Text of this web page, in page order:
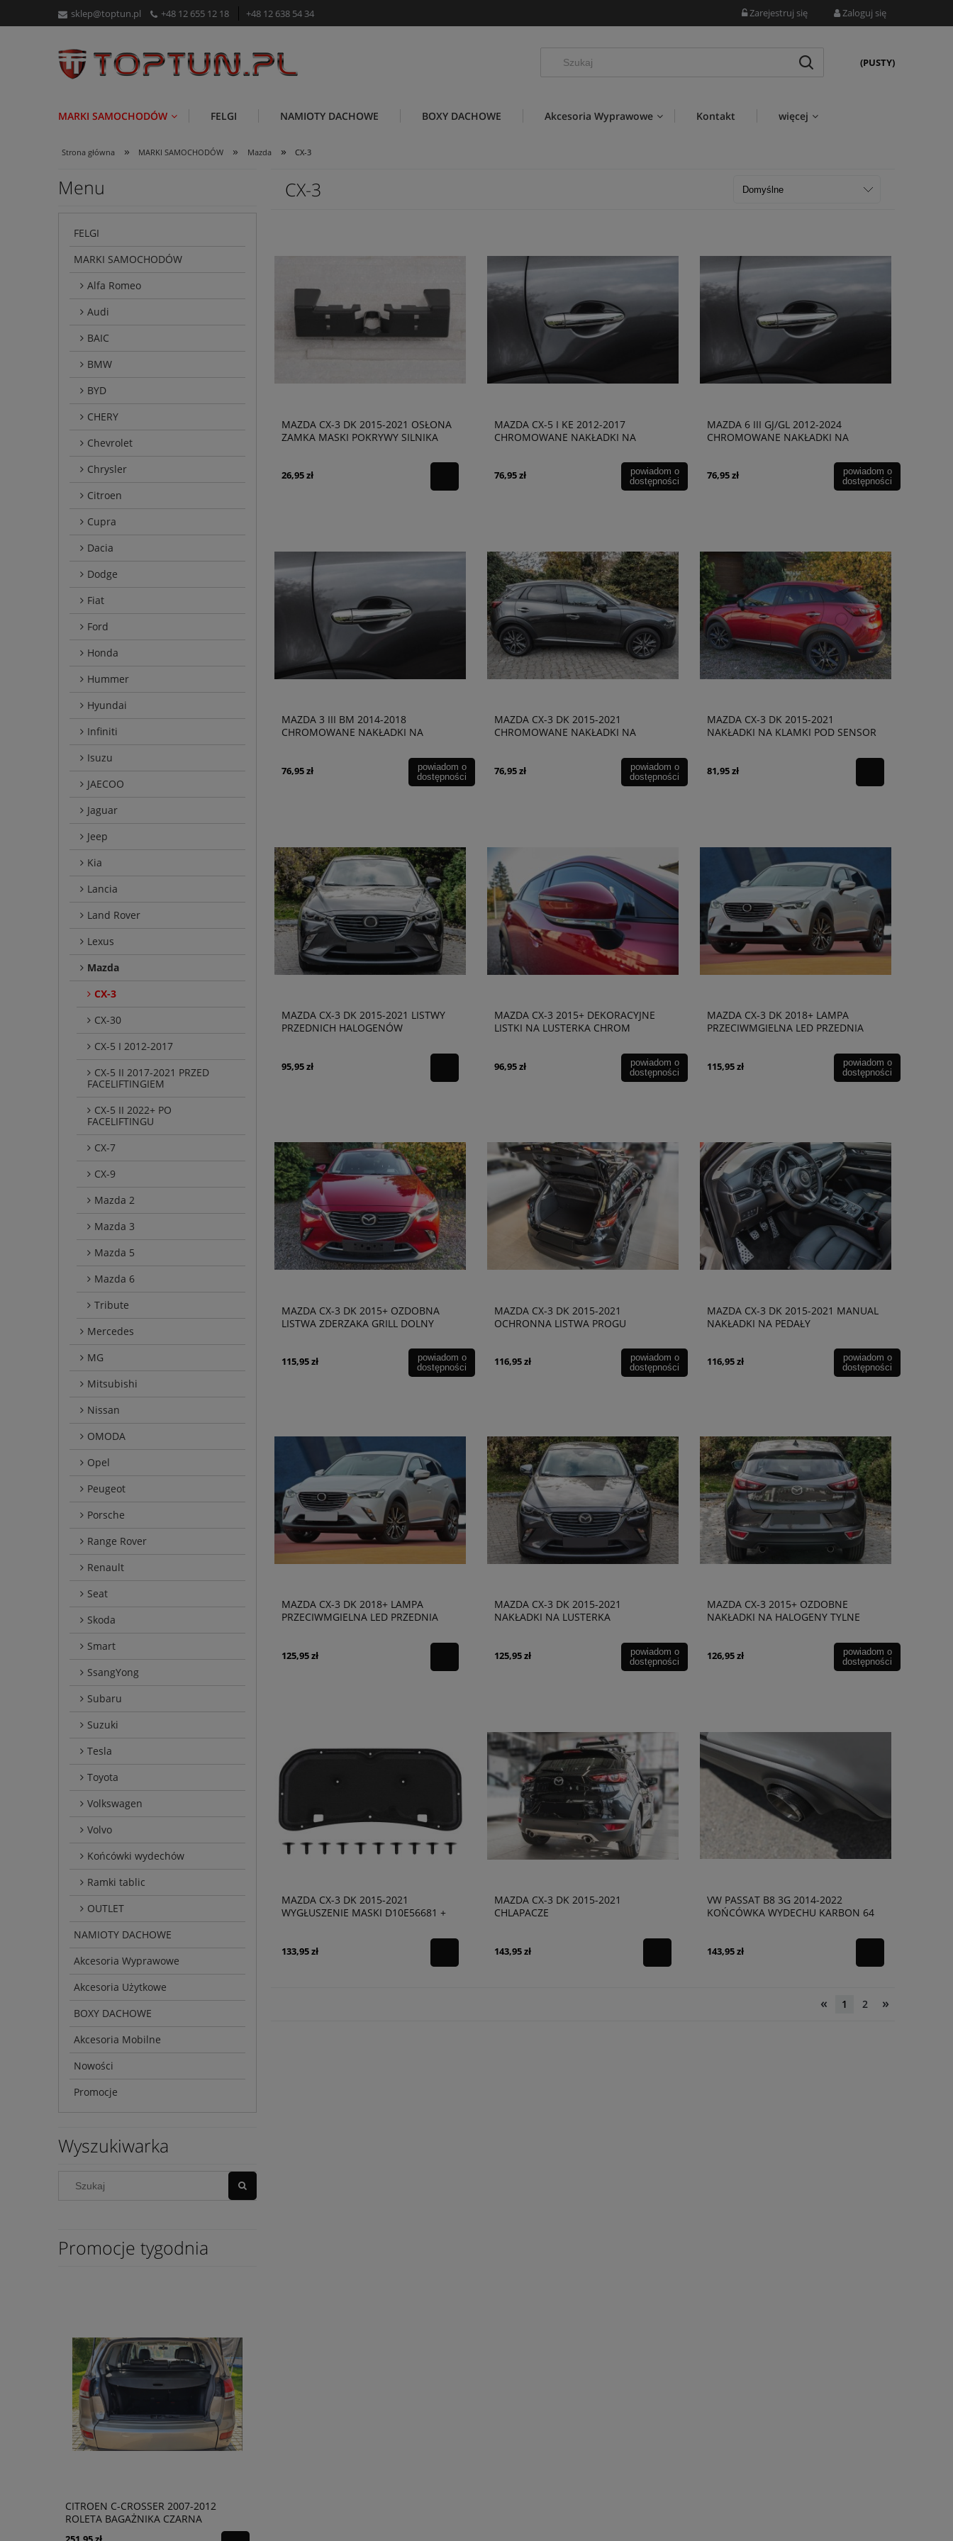
sklep@toptun.pl +48 12 655 12 18 +48 12 638 54 34 Zarejestruj się Zaloguj się
(PUSTY)
MARKI SAMOCHODÓW FELGI NAMIOTY DACHOWE BOXY DACHOWE Akcesoria Wyprawowe Kontakt więcej
Strona główna » MARKI SAMOCHODÓW » Mazda » CX-3
Menu
FELGI
MARKI SAMOCHODÓW
Alfa Romeo
Audi
BAIC
BMW
BYD
CHERY
Chevrolet
Chrysler
Citroen
Cupra
Dacia
Dodge
Fiat
Ford
Honda
Hummer
Hyundai
Infiniti
Isuzu
JAECOO
Jaguar
Jeep
Kia
Lancia
Land Rover
Lexus
Mazda
CX-3
CX-30
CX-5 I 2012-2017
CX-5 II 2017-2021 PRZED
FACELIFTINGIEM
CX-5 II 2022+ PO
FACELIFTINGU
CX-7
CX-9
Mazda 2
Mazda 3
Mazda 5
Mazda 6
Tribute
Mercedes
MG
Mitsubishi
Nissan
OMODA
Opel
Peugeot
Porsche
Range Rover
Renault
Seat
Skoda
Smart
SsangYong
Subaru
Suzuki
Tesla
Toyota
Volkswagen
Volvo
Końcówki wydechów
Ramki tablic
OUTLET
NAMIOTY DACHOWE
Akcesoria Wyprawowe
Akcesoria Użytkowe
BOXY DACHOWE
Akcesoria Mobilne
Nowości
Promocje
Wyszukiwarka
Promocje tygodnia
CITROEN C-CROSSER 2007-2012
ROLETA BAGAŻNIKA CZARNA
CX-3
MAZDA CX-3 DK 2015-2021 OSŁONA
ZAMKA MASKI POKRYWY SILNIKA
26,95 zł
MAZDA CX-5 I KE 2012-2017
CHROMOWANE NAKŁADKI NA
76,95 zł
powiadom o
dostępności
MAZDA 6 III GJ/GL 2012-2024
CHROMOWANE NAKŁADKI NA
76,95 zł
powiadom o
dostępności
MAZDA 3 III BM 2014-2018
CHROMOWANE NAKŁADKI NA
76,95 zł
powiadom o
dostępności
MAZDA CX-3 DK 2015-2021
CHROMOWANE NAKŁADKI NA
76,95 zł
powiadom o
dostępności
MAZDA CX-3 DK 2015-2021
NAKŁADKI NA KLAMKI POD SENSOR
81,95 zł
MAZDA CX-3 DK 2015-2021 LISTWY
PRZEDNICH HALOGENÓW
95,95 zł
MAZDA CX-3 2015+ DEKORACYJNE
LISTKI NA LUSTERKA CHROM
96,95 zł
powiadom o
dostępności
MAZDA CX-3 DK 2018+ LAMPA
PRZECIWMGIELNA LED PRZEDNIA
115,95 zł
powiadom o
dostępności
MAZDA CX-3 DK 2015+ OZDOBNA
LISTWA ZDERZAKA GRILL DOLNY
115,95 zł
powiadom o
dostępności
MAZDA CX-3 DK 2015-2021
OCHRONNA LISTWA PROGU
116,95 zł
powiadom o
dostępności
MAZDA CX-3 DK 2015-2021 MANUAL
NAKŁADKI NA PEDAŁY
116,95 zł
powiadom o
dostępności
MAZDA CX-3 DK 2018+ LAMPA
PRZECIWMGIELNA LED PRZEDNIA
125,95 zł
MAZDA CX-3 DK 2015-2021
NAKŁADKI NA LUSTERKA
125,95 zł
powiadom o
dostępności
MAZDA CX-3 2015+ OZDOBNE
NAKŁADKI NA HALOGENY TYLNE
126,95 zł
powiadom o
dostępności
MAZDA CX-3 DK 2015-2021
WYGŁUSZENIE MASKI D10E56681 +
133,95 zł
MAZDA CX-3 DK 2015-2021
CHLAPACZE
143,95 zł
VW PASSAT B8 3G 2014-2022
KOŃCÓWKA WYDECHU KARBON 64
143,95 zł
« 1 2 »